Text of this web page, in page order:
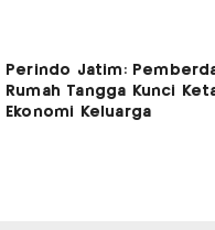
Perindo Jatim:
Rumah Tangga Kunci
Ekonomi Keluarga